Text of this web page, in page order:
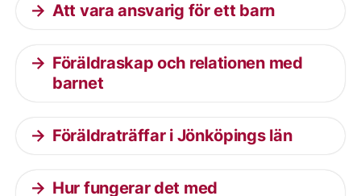
Att vara ansvarig för ett barn
Föräldraskap och relationen med
barnet
Föräldraträffar i Jönköpings län
Hur fungerar det med